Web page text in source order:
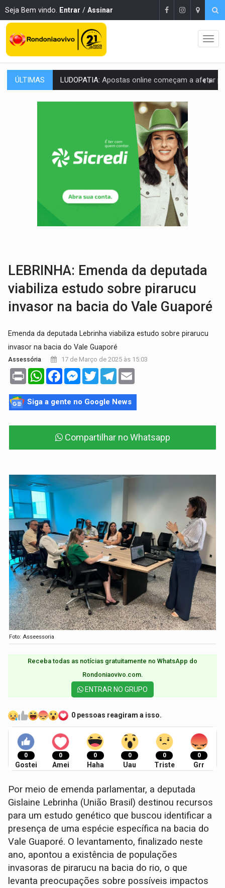
Seja Bem vindo. Entrar / Assinar
ÚLTIMAS REFLORESTAMENTO: Plantar árvores não será mais suficiente para
OVNIS NA LUA:Cientistas alertam para possível base secreta no satélite
ACABOU COM PEUGEOT: Incêndio destrói carro que era rebocado para oficina
Ladrão é filmado furtando moto na frente do bar
BOLSAS DE PESQUISA: Iniciativa Amazônia+10 lança chamada para fortalecer
Brasil tem grandes reservas de urânio, mas produz pouco e
VÍDEO:Serpente capturada na fábrica da Coca-Cola é
HOMENAGEM: Cientistas cassados pelo AI-5 se tornam pesquisadores
LEBRINHA: Emenda da deputada
viabiliza estudo sobre pirarucu
invasor na bacia do Vale Guaporé
Emenda da deputada Lebrinha viabiliza estudo sobre pirarucu
invasor na bacia do Vale Guaporé
Assessória 17 de Março de 2025 às 15:03
Print WhatsAppFacebookMessenger
TwitterTelegram
Siga a gente no Google News
Compartilhar no Whatsapp
Foto: Asseessoria
Receba todas as notícias gratuitamente no WhatsApp do
Rondoniaovivo.com.​
ENTRAR NO GRUPO
0 pessoas reagiram a isso.
0
Gostei
0
Amei
0
Haha
0
Uau
0
Triste
0
Grr
Por meio de emenda parlamentar, a deputada
Gislaine Lebrinha (União Brasil) destinou recursos
para um estudo genético que buscou identificar a
presença de uma espécie específica na bacia do
Vale Guaporé. O levantamento, finalizado neste
ano, apontou a existência de populações
invasoras de pirarucu na bacia do rio, o que
levanta preocupações sobre possíveis impactos